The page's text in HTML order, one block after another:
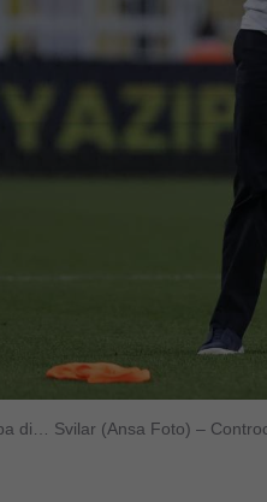
di… Svilar (Ansa Foto) –